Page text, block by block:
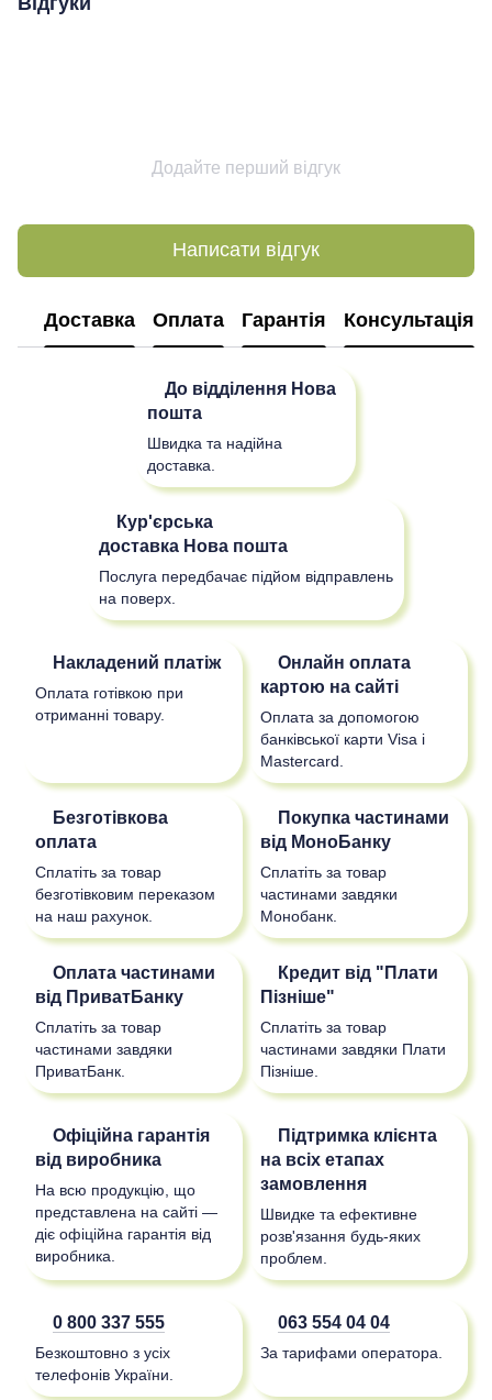
Додайте перший відгук
Написати відгук
Доставка Оплата Гарантія Консультація
До відділення Нова
пошта
Швидка та надійна
доставка.
Кур'єрська
доставка Нова пошта
Послуга передбачає підйом відправлень
на поверх.
Накладений платіж
Оплата готівкою при
отриманні товару.
Онлайн оплата
картою на сайті
Оплата за допомогою
банківської карти Visa і
Mastercard.
Безготівкова
оплата
Сплатіть за товар
безготівковим переказом
на наш рахунок.
Покупка частинами
від МоноБанку
Сплатіть за товар
частинами завдяки
Монобанк.
Оплата частинами
від ПриватБанку
Сплатіть за товар
частинами завдяки
ПриватБанк.
Кредит від "Плати
Пізніше"
Сплатіть за товар
частинами завдяки Плати
Пізніше.
Офіційна гарантія
від виробника
На всю продукцію, що
представлена на сайті —
діє офіційна гарантія від
виробника.
Підтримка клієнта
на всіх етапах
замовлення
Швидке та ефективне
розв'язання будь-яких
проблем.
0 800 337 555
Безкоштовно з усіх
телефонів України.
063 554 04 04
За тарифами оператора.